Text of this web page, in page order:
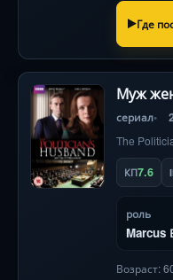
Где
Муж
сериал
The
КП7.6
роль
Marcus
Возраст: